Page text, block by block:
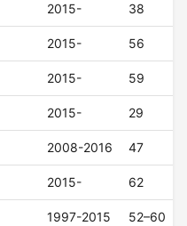
2015- 38
2015- 56
2015- 59
2015- 29
2008-2016 47
2015- 62
1997-2015 52–60